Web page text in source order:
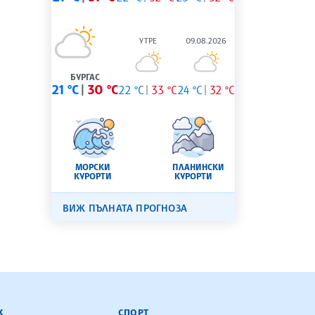
БУРГАС
21 °C 30 °C
УТРЕ
22 °C 33 °C
09.08.2026
24 °C 32 °C
МОРСКИ
КУРОРТИ
ПЛАНИНСКИ
КУРОРТИ
ВИЖ ПЪЛНАТА ПРОГНОЗА
СПОРТ